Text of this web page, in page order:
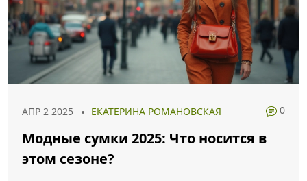
АПР 2 2025 ЕКАТЕРИНА РОМАНОВСКАЯ 0
Модные сумки 2025: Что носится в
этом сезоне?